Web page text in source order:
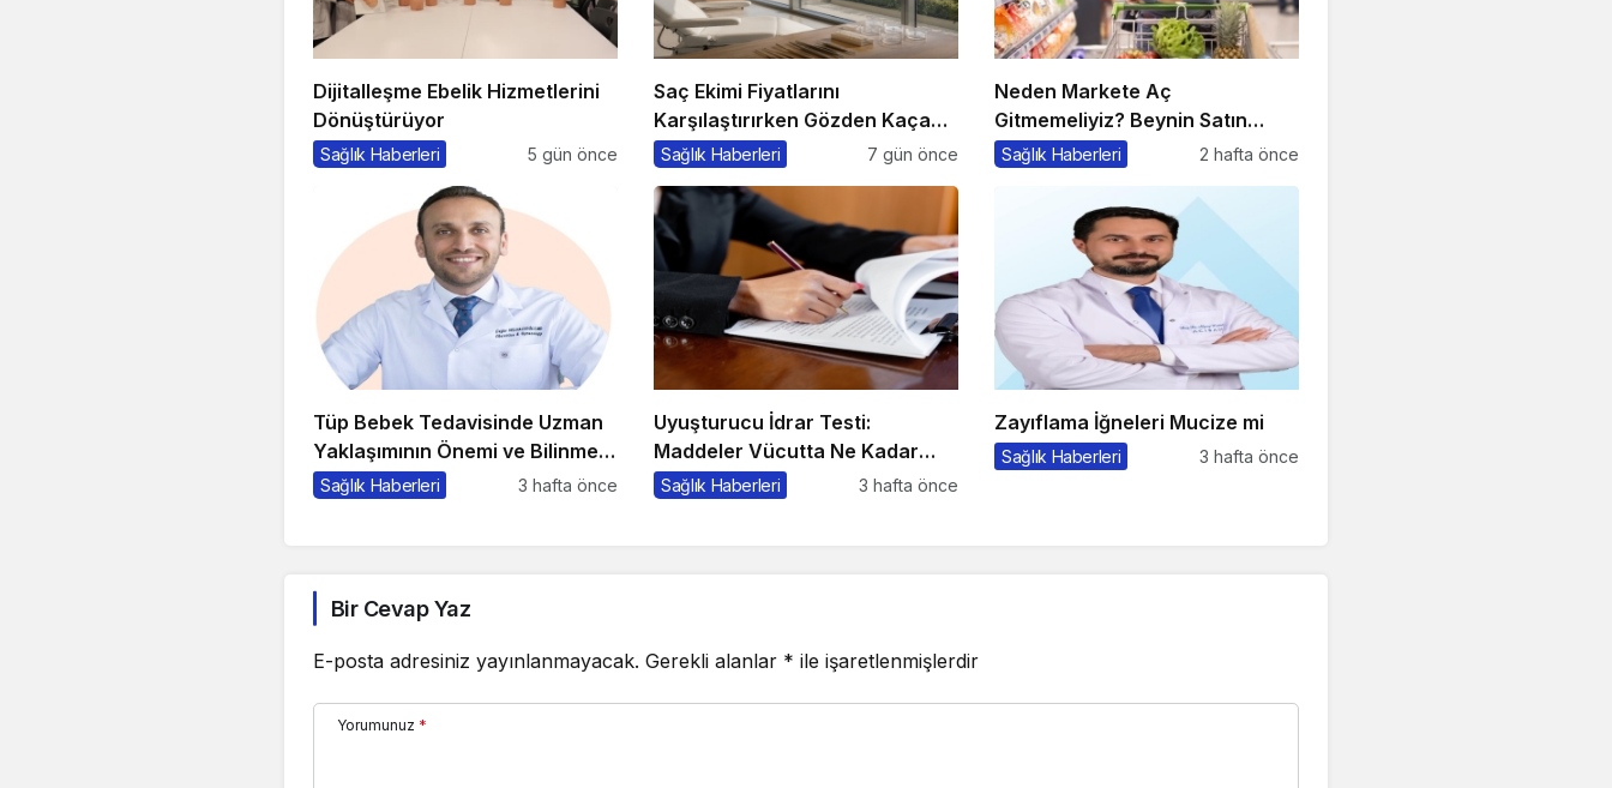
Dijitalleşme Ebelik Hizmetlerini
Dönüştürüyor
Sağlık Haberleri 5 gün önce
Saç Ekimi Fiyatlarını
Karşılaştırırken Gözden Kaçan
Maliyetler
Sağlık Haberleri 7 gün önce
Neden Markete Aç
Gitmemeliyiz? Beynin Satın
Alma Psikolojisi
Sağlık Haberleri 2 hafta önce
Tüp Bebek Tedavisinde Uzman
Yaklaşımının Önemi ve Bilinmesi
Gerekenler
Sağlık Haberleri 3 hafta önce
Uyuşturucu İdrar Testi:
Maddeler Vücutta Ne Kadar
Kalır, Süreç Nasıl İşler?
Sağlık Haberleri 3 hafta önce
Zayıflama İğneleri Mucize mi
Sağlık Haberleri 3 hafta önce
Bir Cevap Yaz
E-posta adresiniz yayınlanmayacak. Gerekli alanlar * ile işaretlenmişlerdir
Yorumunuz *